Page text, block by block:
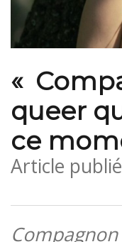
«
queer
ce
Article
Compagnon